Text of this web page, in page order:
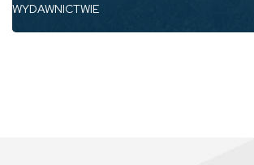
WYDAWNICTWIE